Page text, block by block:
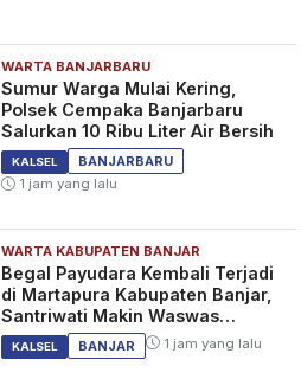
WARTA BANJARBARU
Sumur Warga Mulai Kering,
Polsek Cempaka Banjarbaru
Salurkan 10 Ribu Liter Air Bersih
KALSEL
BANJARBARU
1 jam yang lalu
WARTA KABUPATEN BANJAR
Begal Payudara Kembali Terjadi
di Martapura Kabupaten Banjar,
Santriwati Makin Waswas
Melintas
KALSEL BANJAR 1 jam yang lalu